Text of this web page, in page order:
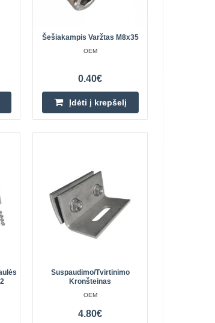
0.30€
Prekių Pristatymas 6-10 D.d.
Įdėti į krepšelį
sąrašo
Pridėti prie pageidavimų
Šešiakampis Varžtas M8x35
OEM
0.40€
Įdėti į krepšelį
Suspaudimo/tvirtinimo
Kronšteinas
OEM
4.80€